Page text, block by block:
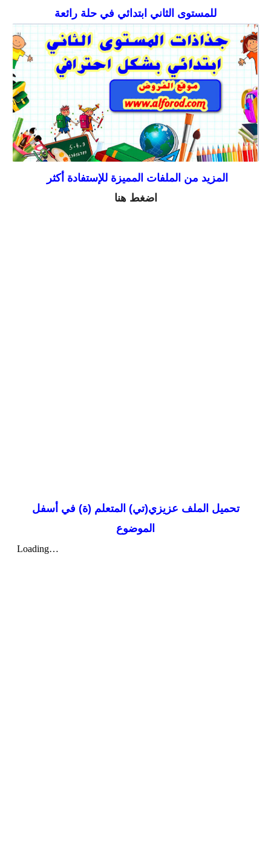
للمستوى الثاني ابتدائي في حلة رائعة
المزيد من الملفات المميزة للإستفادة أكثر
اضغط هنا
تحميل الملف عزيزي(تي) المتعلم (ة) في أسفل
الموضوع